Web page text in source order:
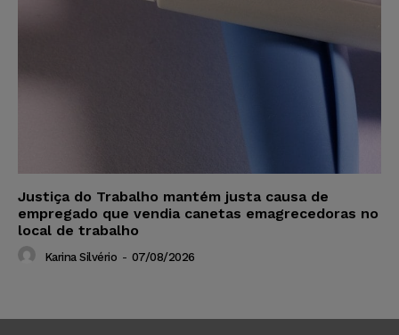
Justiça do Trabalho mantém justa causa de
empregado que vendia canetas emagrecedoras no
local de trabalho
Karina Silvério - 07/08/2026